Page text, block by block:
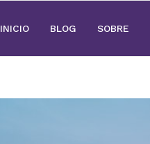
INICIO BLOG SOBRE